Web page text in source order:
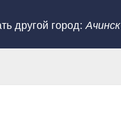
другой город:Ачинск